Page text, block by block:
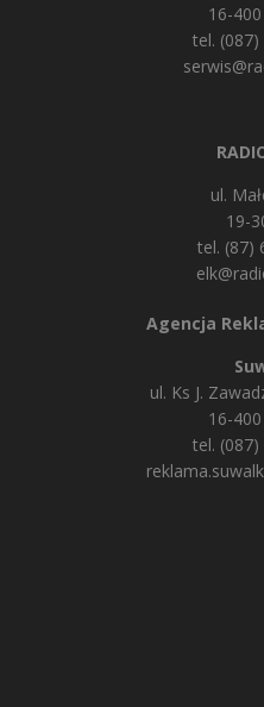
16-400
tel.
ul.
19-
tel. (87)
Agencja
ul. Ks J.
16-400
tel.